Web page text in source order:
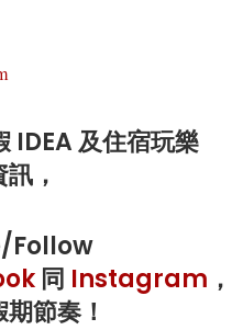
IDEA 及住宿玩樂
，
Follow
同 Instagram ，
節奏！